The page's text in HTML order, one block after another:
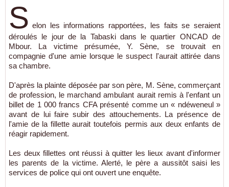
S elon les informations rapportées, les faits se seraient
déroulés le jour de la Tabaski dans le quartier ONCAD de
Mbour. La victime présumée, Y. Sène, se trouvait en
compagnie d'une amie lorsque le suspect l'aurait attirée dans
sa chambre.
D'après la plainte déposée par son père, M. Sène, commerçant
de profession, le marchand ambulant aurait remis à l'enfant un
billet de 1 000 francs CFA présenté comme un « ndéweneul »
avant de lui faire subir des attouchements. La présence de
l'amie de la fillette aurait toutefois permis aux deux enfants de
réagir rapidement.
Les deux fillettes ont réussi à quitter les lieux avant d'informer
les parents de la victime. Alerté, le père a aussitôt saisi les
services de police qui ont ouvert une enquête.